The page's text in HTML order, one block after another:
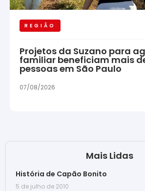
REGIÃO
Projetos da Suzano para
familiar beneficiam mais
pessoas em São Paulo
07/08/2026
Mais Lidas
História de Capão Bonito
5 de julho de 2010